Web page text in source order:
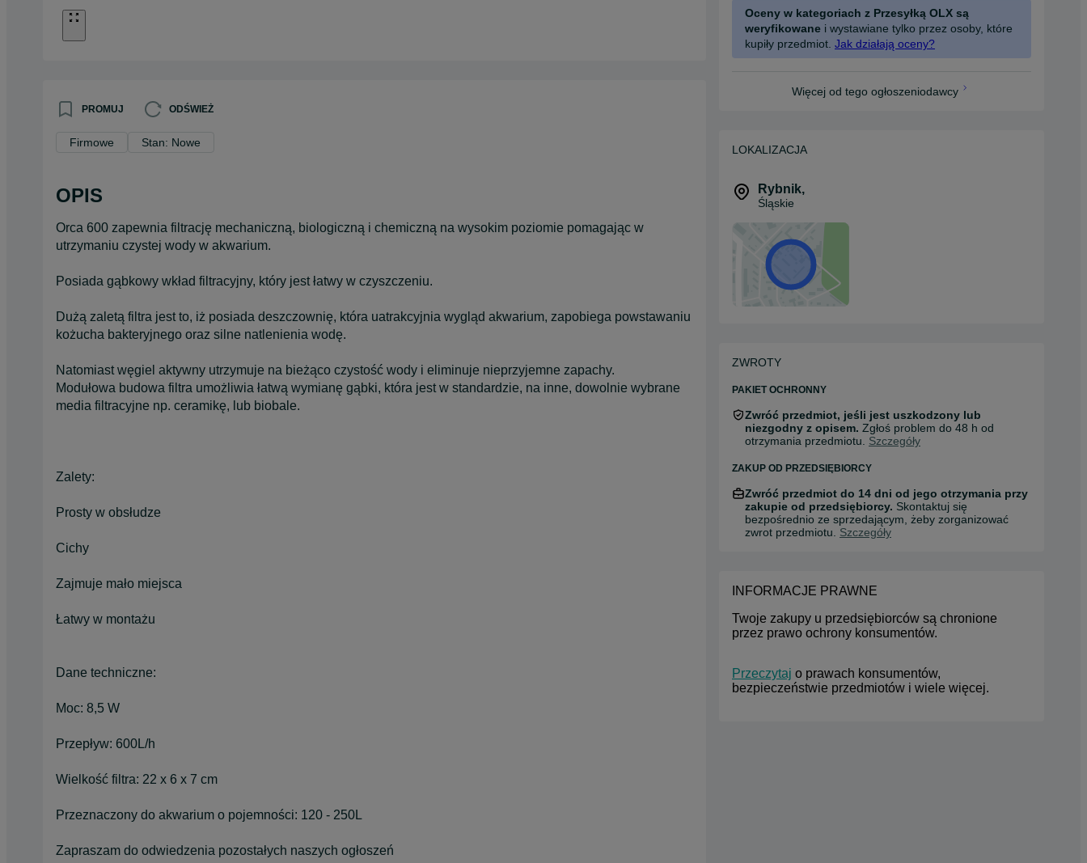
PROMUJ ODŚWIEŻ
Firmowe Stan: Nowe
OPIS
Orca 600 zapewnia filtrację mechaniczną, biologiczną i chemiczną na wysokim poziomie pomagając w
utrzymaniu czystej wody w akwarium.
Posiada gąbkowy wkład filtracyjny, który jest łatwy w czyszczeniu.
Dużą zaletą filtra jest to, iż posiada deszczownię, która uatrakcyjnia wygląd akwarium, zapobiega powstawaniu
kożucha bakteryjnego oraz silne natlenienia wodę.
Natomiast węgiel aktywny utrzymuje na bieżąco czystość wody i eliminuje nieprzyjemne zapachy.
Modułowa budowa filtra umożliwia łatwą wymianę gąbki, która jest w standardzie, na inne, dowolnie wybrane
media filtracyjne np. ceramikę, lub biobale.
Zalety:
Prosty w obsłudze
Cichy
Zajmuje mało miejsca
Łatwy w montażu
Dane techniczne:
Moc: 8,5 W
Przepływ: 600L/h
Wielkość filtra: 22 x 6 x 7 cm
Przeznaczony do akwarium o pojemności: 120 - 250L
Zapraszam do odwiedzenia pozostałych naszych ogłoszeń
Oceny w kategoriach z Przesyłką OLX są
weryfikowane i wystawiane tylko przez osoby, które
kupiły przedmiot. Jak działają oceny?
Więcej od tego ogłoszeniodawcy
LOKALIZACJA
Rybnik,
Śląskie
ZWROTY
PAKIET OCHRONNY
Zwróć przedmiot, jeśli jest uszkodzony lub
niezgodny z opisem. Zgłoś problem do 48 h od
otrzymania przedmiotu. Szczegóły
ZAKUP OD PRZEDSIĘBIORCY
Zwróć przedmiot do 14 dni od jego otrzymania przy
zakupie od przedsiębiorcy. Skontaktuj się
bezpośrednio ze sprzedającym, żeby zorganizować
zwrot przedmiotu. Szczegóły
INFORMACJE PRAWNE
Twoje zakupy u przedsiębiorców są chronione
przez prawo ochrony konsumentów.
Przeczytaj o prawach konsumentów,
bezpieczeństwie przedmiotów i wiele więcej.